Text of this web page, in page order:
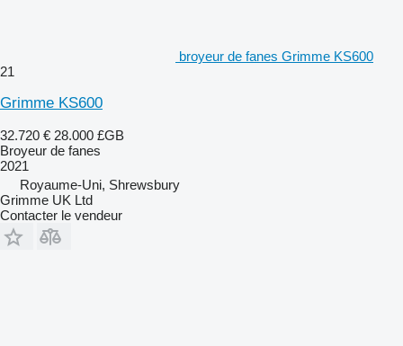
broyeur de fanes Grimme KS600
21
Grimme KS600
32.720 € 28.000 £GB
Broyeur de fanes
2021
Royaume-Uni, Shrewsbury
Grimme UK Ltd
Contacter le vendeur